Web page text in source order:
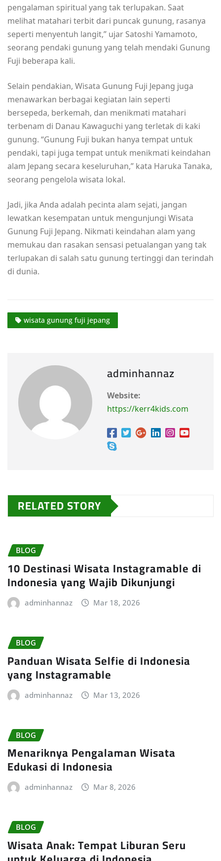
pengalaman spiritual yang tak terlupakan. Saat
melihat matahari terbit dari puncak gunung, rasanya
seperti menyentuh langit,” ujar Satoshi Yamamoto,
seorang pendaki gunung yang telah mendaki Gunung
Fuji beberapa kali.
Selain pendakian, Wisata Gunung Fuji Jepang juga
menawarkan berbagai kegiatan lain seperti
bersepeda, berkemah, dan menikmati matahari
terbenam di Danau Kawaguchi yang terletak di kaki
gunung. “Gunung Fuji bukan hanya tempat untuk
pendaki, tapi juga tempat untuk menikmati keindahan
alam Jepang secara keseluruhan,” kata Haruka Tanaka,
seorang pengelola wisata lokal.
Jadi, jika Anda adalah pecinta alam sejati, jangan
lewatkan kesempatan untuk mengunjungi Wisata
Gunung Fuji Jepang. Nikmati keindahan alam yang
memukau dan rasakan sensasi petualangan yang tak
terlupakan di salah satu gunung tertinggi dan terindah
di dunia.
wisata gunung fuji jepang
adminhannaz
Website:
https://kerr4kids.com
RELATED STORY
BLOG
10 Destinasi Wisata Instagramable di
Indonesia yang Wajib Dikunjungi
adminhannaz Mar 18, 2026
BLOG
Panduan Wisata Selfie di Indonesia
yang Instagramable
adminhannaz Mar 13, 2026
BLOG
Menariknya Pengalaman Wisata
Edukasi di Indonesia
adminhannaz Mar 8, 2026
BLOG
Wisata Anak: Tempat Liburan Seru